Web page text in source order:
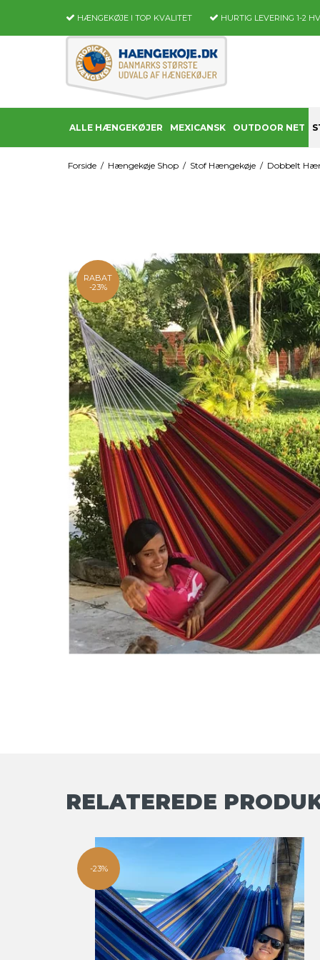
HÆNGEKØJE I TOP KVALITET HURTIG LEVERING 1-2
ALLE HÆNGEKØJER MEXICANSK OUTDOOR NET
Forside / Hængekøje Shop / Stof Hængekøje / Dobbelt
RABAT
-23%
RELATEREDE
-23%